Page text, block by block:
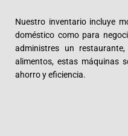
Nuestro inventario incluye
doméstico como para
administres un
alimentos, estas máquinas
ahorro y eficiencia.